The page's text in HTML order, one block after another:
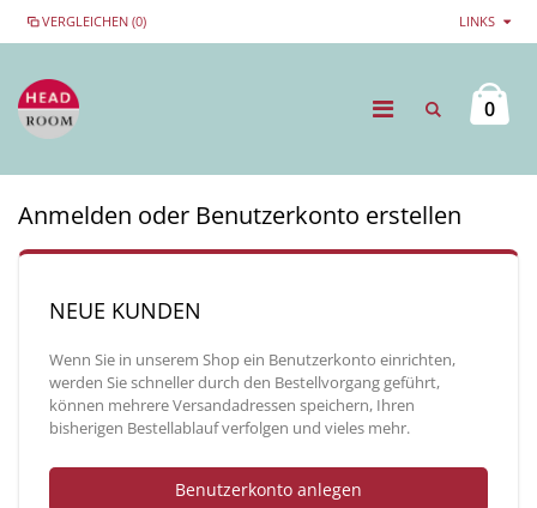
VERGLEICHEN (0) LINKS
0
Anmelden oder Benutzerkonto erstellen
NEUE KUNDEN
Wenn Sie in unserem Shop ein Benutzerkonto einrichten,
werden Sie schneller durch den Bestellvorgang geführt,
können mehrere Versandadressen speichern, Ihren
bisherigen Bestellablauf verfolgen und vieles mehr.
Benutzerkonto anlegen